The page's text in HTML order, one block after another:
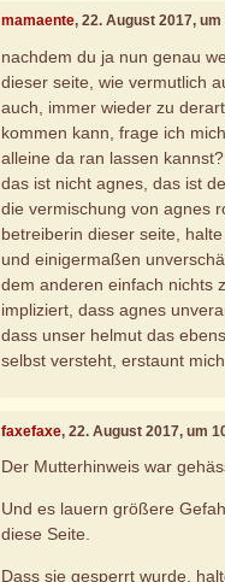
mamaente, 22. August 2017, um
nachdem du ja nun genau
dieser seite, wie vermutlich
auch, immer wieder zu
kommen kann, frage ich
alleine da ran lassen kannst?
das ist nicht agnes, das ist
die vermischung von agnes
betreiberin dieser seite,
und einigermaßen
dem anderen einfach nichts
impliziert, dass agnes
dass unser helmut das
selbst versteht, erstaunt
faxefaxe, 22. August 2017, um
Der Mutterhinweis war
Und es lauern größere
diese Seite.
Dass sie gesperrt wurde,